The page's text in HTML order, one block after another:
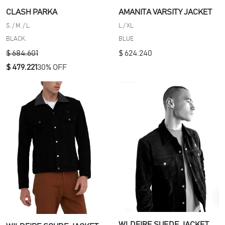
CLASH PARKA
S. / M. / L.
BLACK.
$ 684.601
$ 479.22130% OFF
AMANITA VARSITY JACKET
L / XL
BLUE
$ 624.240